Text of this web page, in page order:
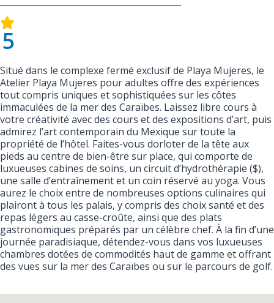
5
Situé dans le complexe fermé exclusif de Playa Mujeres, le
Atelier Playa Mujeres pour adultes offre des expériences
tout compris uniques et sophistiquées sur les côtes
immaculées de la mer des Caraïbes. Laissez libre cours à
votre créativité avec des cours et des expositions d’art, puis
admirez l’art contemporain du Mexique sur toute la
propriété de l’hôtel. Faites-vous dorloter de la tête aux
pieds au centre de bien-être sur place, qui comporte de
luxueuses cabines de soins, un circuit d’hydrothérapie ($),
une salle d’entraînement et un coin réservé au yoga. Vous
aurez le choix entre de nombreuses options culinaires qui
plairont à tous les palais, y compris des choix santé et des
repas légers au casse-croûte, ainsi que des plats
gastronomiques préparés par un célèbre chef. À la fin d’une
journée paradisiaque, détendez-vous dans vos luxueuses
chambres dotées de commodités haut de gamme et offrant
des vues sur la mer des Caraïbes ou sur le parcours de golf.